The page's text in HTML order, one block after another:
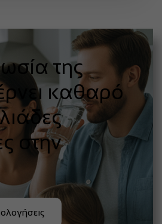
της
καθαρό
στην